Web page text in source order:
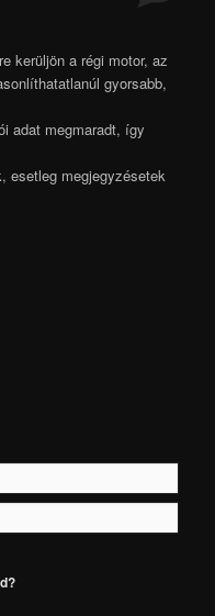
kerüljön a régi motor, az
gyorsabb,
adat megmaradt, így
esetleg megjegyzésetek